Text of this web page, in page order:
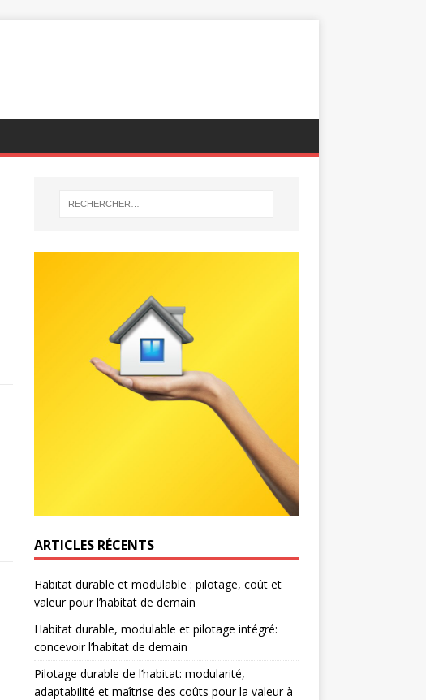
ARTICLES RÉCENTS
Habitat durable et modulable : pilotage, coût et
valeur pour l’habitat de demain
Habitat durable, modulable et pilotage intégré:
concevoir l’habitat de demain
Pilotage durable de l’habitat: modularité,
adaptabilité et maîtrise des coûts pour la valeur à